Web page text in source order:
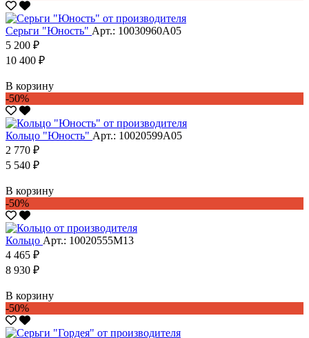
Серьги "Юность" Арт.: 10030960А05
5 200 ₽
10 400 ₽
В корзину
-50%
Кольцо "Юность" Арт.: 10020599А05
2 770 ₽
5 540 ₽
В корзину
-50%
Кольцо Арт.: 10020555М13
4 465 ₽
8 930 ₽
В корзину
-50%